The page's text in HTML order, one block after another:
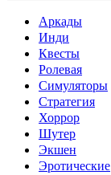
Аркады
Инди
Квесты
Ролевая
Симуляторы
Стратегия
Хоррор
Шутер
Экшен
Эротические